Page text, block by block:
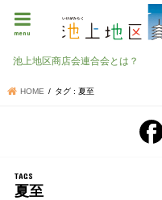
menu
池上地区商店会連合会とは？
HOME タグ : 夏至
夏至